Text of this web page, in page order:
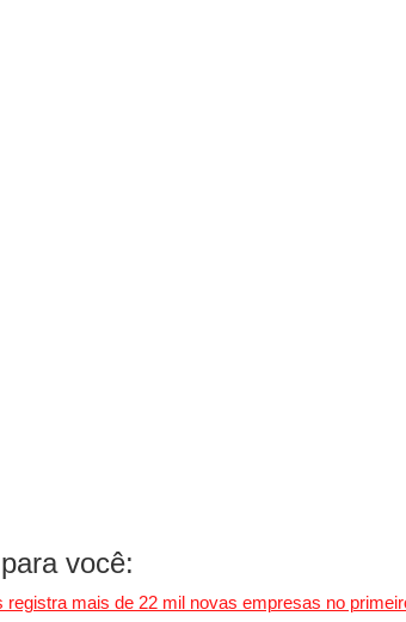
você:
registra mais de 22 mil novas empresas no